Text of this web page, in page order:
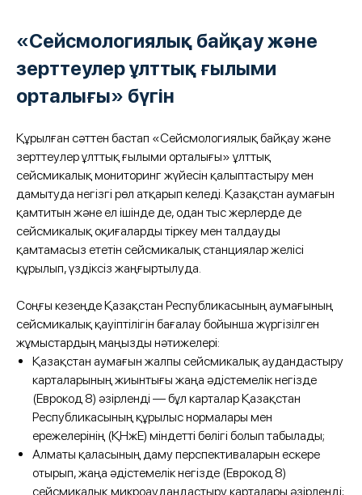
«Сейсмологиялық байқау және
зерттеулер ұлттық ғылыми
орталығы» бүгін
Құрылған сәттен бастап «Сейсмологиялық байқау және
зерттеулер ұлттық ғылыми орталығы» ұлттық
сейсмикалық мониторинг жүйесін қалыптастыру мен
дамытуда негізгі рөл атқарып келеді. Қазақстан аумағын
қамтитын және ел ішінде де, одан тыс жерлерде де
сейсмикалық оқиғаларды тіркеу мен талдауды
қамтамасыз ететін сейсмикалық станциялар желісі
құрылып, үздіксіз жаңғыртылуда.
Соңғы кезеңде Қазақстан Республикасының аумағының
сейсмикалық қауіптілігін бағалау бойынша жүргізілген
жұмыстардың маңызды нәтижелері:
Қазақстан аумағын жалпы сейсмикалық аудандастыру
карталарының жиынтығы жаңа әдістемелік негізде
(Еврокод 8) әзірленді — бұл карталар Қазақстан
Республикасының құрылыс нормалары мен
ережелерінің (ҚНжЕ) міндетті бөлігі болып табылады;
Алматы қаласының даму перспективаларын ескере
отырып, жаңа әдістемелік негізде (Еврокод 8)
сейсмикалық микроаудандастыру карталары әзірленді;